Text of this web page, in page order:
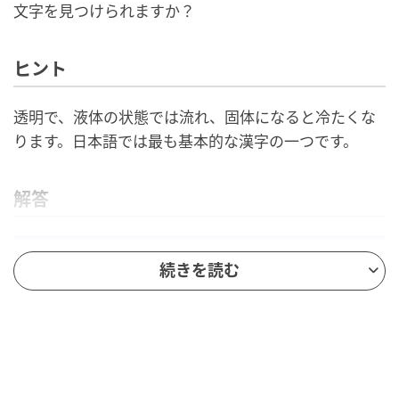
文字を見つけられますか？
ヒント
透明で、液体の状態では流れ、固体になると冷たくな
ります。日本語では最も基本的な漢字の一つです。
解答
続きを読む